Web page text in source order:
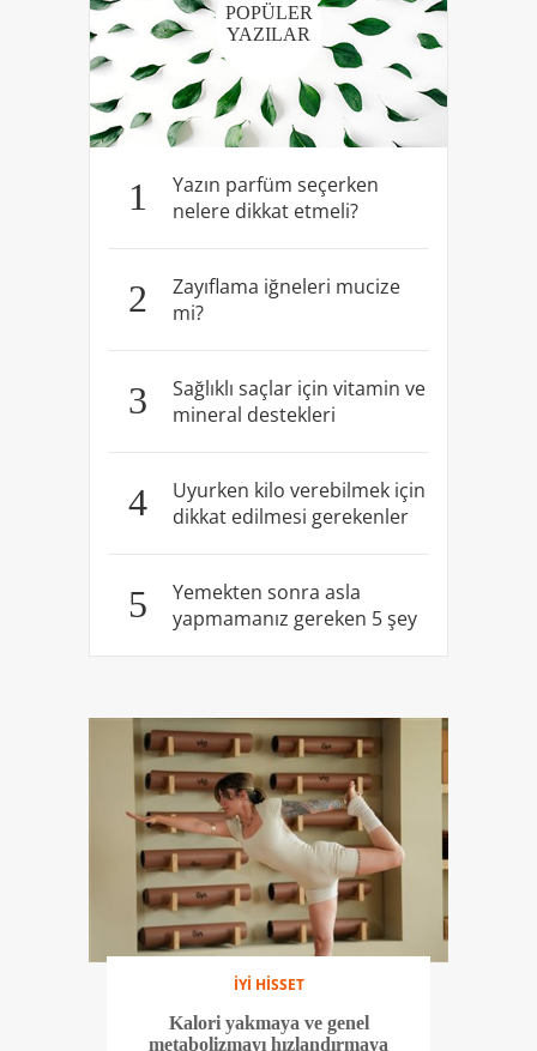
POPÜLER
YAZILAR
1
Yazın parfüm seçerken
nelere dikkat etmeli?
2
Zayıflama iğneleri mucize
mi?
3
Sağlıklı saçlar için vitamin ve
mineral destekleri
4
Uyurken kilo verebilmek için
dikkat edilmesi gerekenler
5
Yemekten sonra asla
yapmamanız gereken 5 şey
İYİ HİSSET
Kalori yakmaya ve genel
metabolizmayı hızlandırmaya